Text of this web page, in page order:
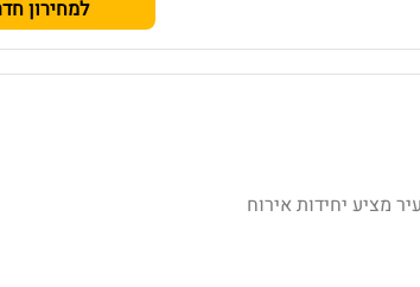
למחירון
מציע יחידות אירוח